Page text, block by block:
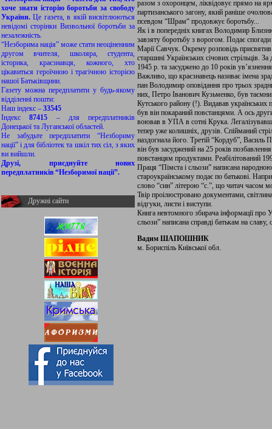
хоче знати історію боротьби за свободу
України.Це газета, в якій висвітлюються
невідомі сторінки Визвольної боротьби за
незалежність.
“Незборима нація” може стати неоціненним
другом вчителя, школяра, студента,
історика, краєзнавця, кожного, хто
цікавиться героїчною і трагічною історією
нашої Батьківщини.
Газету можна передплатити у будь-якому
відділенні пошти:
Наш індекс – 33545
Індекс87415 – для передплатників
Донецької та Луганської областей.
Не забудьте передплатити “Незбориму
нації” і для бібліотек та шкіл тих сіл, з яких
ви вийшли.
Друзі, приєднуйте нових
передплатників “Незборимої нації”.
Дружні сайти
разом з охоронцем, ліквідовує прямо на
партизанського загону, який раніше
псевдом “Шрам“ продовжує боротьбу...
Як і в попередніх книгах Володимир
завзяту боротьбу з ворогом. Подає
Марії Савчук. Окрему розповідь
старшині Українських січових стрільців.
1945 р. та засуджено до 10 років
Важливо, що краєзнавець називає імена
пан Володимир оповідання про трьох
них, Петро Іванович Кузьменко, був
Кутського району (!). Видавав українських
був він покараний повстанцями. А ось
воював в УПА в сотні Крука.
тепер уже колишніх, друзів. Спійманий
наздогнала його. Третій “Кордуб”,
він був засуджений на 25 років
повстанцям продуктами. Реабілітований
Праця “Пімста і сльози” написана
староукраїнському подає по батькові.
слово “син” літерою “с.”, що читач часом
Твір проілюстровано документами,
відгуки, листи і виступи.
Книга невтомного збирача інформації
сльози” написана справді батькам на славу,
Вадим ШАПОШНИК
м. Бориспіль Київської обл.